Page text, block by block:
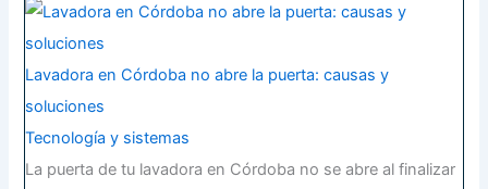
Lavadora en Córdoba no abre la puerta: causas y
soluciones
Tecnología y sistemas
La puerta de tu lavadora en Córdoba no se abre al finalizar